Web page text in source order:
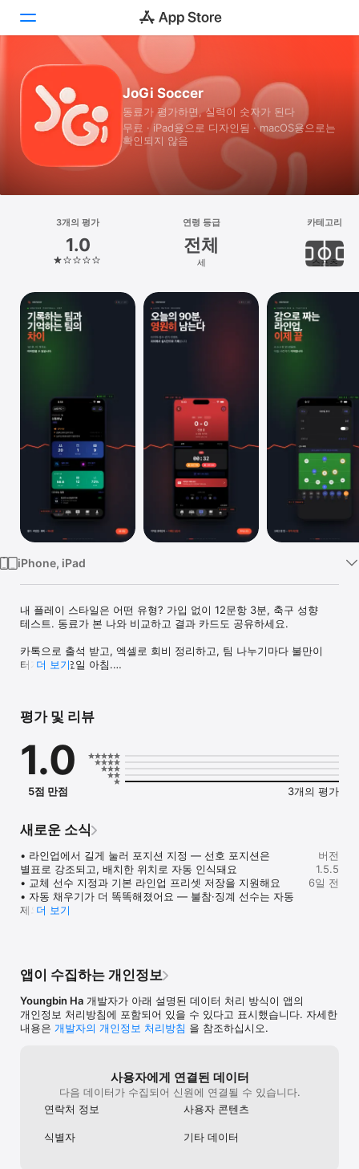
게임
검색
iPhone
iPad
Mac
Vision
JoGi Soccer
동료가 평가하면, 실력이 숫자가 된다
무료 · iPad⁠용으로 디자인됨 · macOS⁠용으로는
확인되지 않음
3개의 평가
1.0
연령 등급
전체
세
카테고리
스포츠
iPhone, iPad
내 플레이 스타일은 어떤 유형? 가입 없이 12문항 3분, 축구 성향
테스트. 동료가 본 나와 비교하고 결과 카드도 공유하세요.
카톡으로 출석 받고, 엑셀로 회비 정리하고, 팀 나누기마다 불만이
터지는 일요일 아침.
다른 앱에는 없습니다
--------------------
* 58개 능력치, 익명 상호 평가
코치 한 명의 눈이 아니라, 함께 뛰는 팀원 전체가 익명으로 서로를
객관적 능력치가 만들어집니다. 결과는 레이더 차트로 한눈에. 누가
* 평가 데이터 -> 최적 라인업, 자동
평가가 쌓이면, 오늘 나온 인원만으로 누가 어디에 서야 가장 강한지
헝가리안 알고리즘이 계산합니다. 감독의 감이 아니라, 데이터가
라인업을 짭니다. 팀 나누기도 능력치 기반 자동 밸런싱. 데이터가
합류할 때, 프로필 하나로 증명. 시즌마다 쌓이는 평가 데이터가
--------------------
팀 운영, 이것 하나면 끝
- 일정 & 출석 — 경기·훈련·행사 통합 관리, 참석 투표로 인원 파악.
카톡 투표 대신, 실시간 현황 확인
- 경기 기록 — 골·어시스트·교체·경고·승부차기, 경기 중 실시간
기록. 팀의 공식 역사가 됩니다
MVP, 시즌 통계 자동 정리
더 보기
평가 및 리뷰
1.0
5점 만점 3개의 평가
새로운 소식
• 라인업에서 길게 눌러 포지션 지정 — 선호 포지션은
별표로 강조되고, 배치한 위치로 자동 인식돼요
• 교체 선수 지정과 기본 라인업 프리셋 저장을 지원해요
• 자동 채우기가 더 똑똑해졌어요 — 불참·징계 선수는 자동
제외
전하는 한마디가 더해졌어요
수정, 번역 다듬기
더 보기
버전
1.5.5
6일 전
앱이 수집하는 개인정보
Youngbin Ha 개발자가 아래 설명된 데이터 처리 방식이 앱의
개인정보 처리방침에 포함되어 있을 수 있다고 표시했습니다. 자세한
내용은 개발자의 개인정보 처리방침 을 참조하십시오.
사용자에게 연결된 데이터
다음 데이터가 수집되어 신원에 연결될 수 있습니다.
연락처 정보
사용자 콘텐츠
식별자 기타 데이터